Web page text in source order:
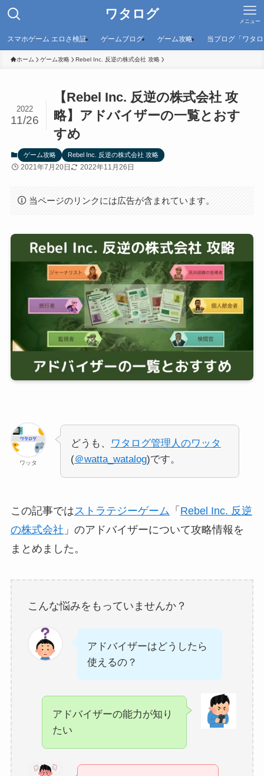
ワタログ メニュー
スマホゲーム エロさ検証 ゲームブログ ゲーム攻略 当ブログ「ワタ
ホーム ゲーム攻略 Rebel Inc. 反逆の株式会社 攻略
【Rebel Inc. 反逆の株式会社 攻
略】アドバイザーの一覧とおす
すめ
2022
11/26
ゲーム攻略 Rebel Inc. 反逆の株式会社 攻略
2021年7月20日 2022年11月26日
当ページのリンクには広告が含まれています。
ワッタ
どうも、
ワタログ管理人のワッタ
(＠watta_watalog)です。
この記事ではストラテジーゲーム 「 Rebel Inc. 反逆
の株式会社 」のアドバイザーについて攻略情報を
まとめました。
こんな悩みをもっていませんか？
アドバイザーはどうしたら
使えるの？
アドバイザーの能力が知り
たい